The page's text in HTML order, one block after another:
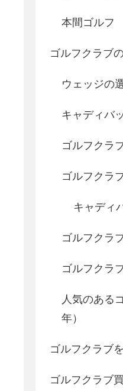
本間ゴルフ
ゴルフクラブ
ウェッジの
キャディバ
ゴルフクラ
ゴルフクラ
キャディ
ゴルフクラ
ゴルフクラ
人気のある
年）
ゴルフクラブ
ゴルフクラブ